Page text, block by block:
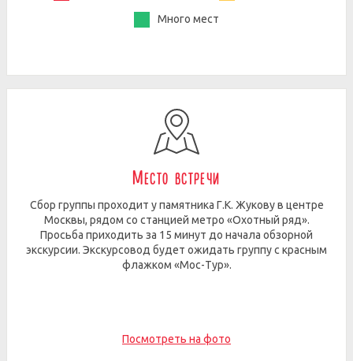
Много мест
Место встречи
Сбор группы проходит у памятника Г.К. Жукову в центре
Москвы, рядом со станцией метро «Охотный ряд».
Просьба приходить за 15 минут до начала обзорной
экскурсии. Экскурсовод будет ожидать группу с красным
флажком «Мос-Тур».
Посмотреть на фото